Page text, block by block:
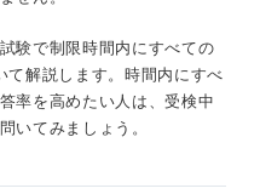
験で制限時間内にすべての
て解説します。時間内にすべ
率を高めたい人は、受検中
いてみましょう。